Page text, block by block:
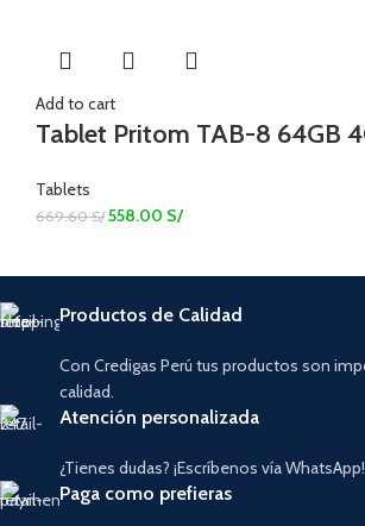
Add to cart
Tablet Pritom TAB-8 64GB
Tablets
669.60S/ 558.00 S/
Productos de Calidad
Con Credigas Perú tus productos son
calidad.
Atención personalizada
¿Tienes dudas? ¡Escríbenos vía WhatsApp!
Paga como prefieras